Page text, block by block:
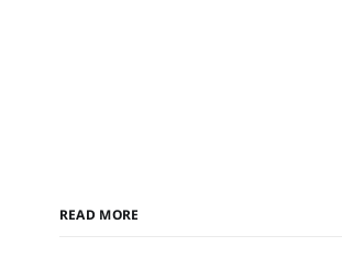
READ MORE